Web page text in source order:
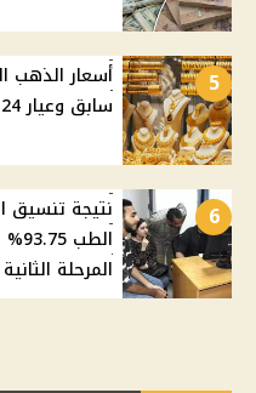
5
سابق وعيار 24 يسجل 6982 جنيهًا
6
نتيجة تنسيق
المرحلة الثانية